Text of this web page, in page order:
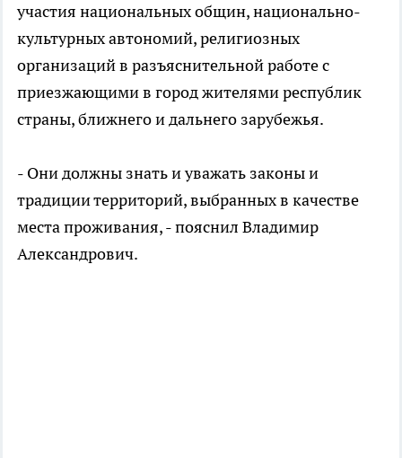
участия национальных общин, национально-
культурных автономий, религиозных
организаций в разъяснительной работе с
приезжающими в город жителями республик
страны, ближнего и дальнего зарубежья.
- Они должны знать и уважать законы и
традиции территорий, выбранных в качестве
места проживания, - пояснил Владимир
Александрович.